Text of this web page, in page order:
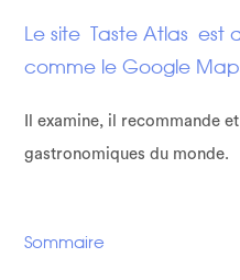
Le site Taste Atlas est
comme le Google
Il examine, il recommande
gastronomiques du monde.
Sommaire